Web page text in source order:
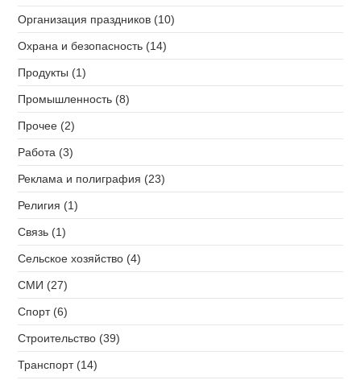
Организация праздников (10)
Охрана и безопасность (14)
Продукты (1)
Промышленность (8)
Прочее (2)
Работа (3)
Реклама и полиграфия (23)
Религия (1)
Связь (1)
Сельское хозяйство (4)
СМИ (27)
Спорт (6)
Строительство (39)
Транспорт (14)